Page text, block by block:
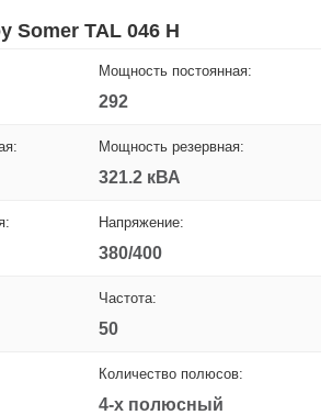
Somer TAL 046 H
Мощность постоянная:
292
Мощность резервная:
321.2 кВА
Напряжение:
380/400
Частота:
50
Количество полюсов:
4-х полюсный